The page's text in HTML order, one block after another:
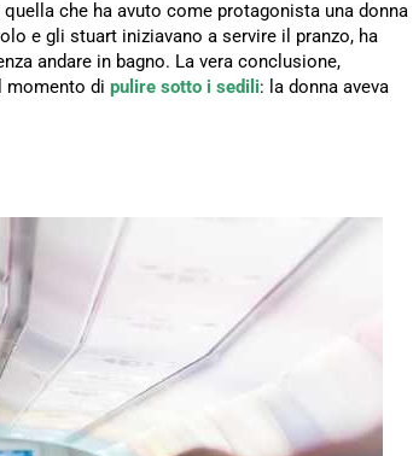
che ha avuto come protagonista una donna
e gli stuart iniziavano a servire il pranzo, ha
andare in bagno. La vera conclusione,
momento di pulire sotto i sedili: la donna aveva